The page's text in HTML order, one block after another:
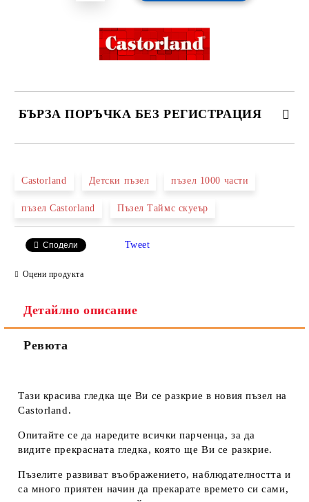
БЪРЗА ПОРЪЧКА БЕЗ РЕГИСТРАЦИЯ
Ние ще се свържем с вас в рамките на работния ден.
Castorland Детски пъзел пъзел 1000 части
пъзел Castorland Пъзел Таймс скуеър
Сподели Tweet
Оцени продукта
Детайлно описание
Ревюта
Тази красива гледка ще Ви се разкрие в новия пъзел на
Castorland.
Опитайте се да наредите всички парченца, за да
видите прекрасната гледка, която ще Ви се разкрие.
Пъзелите развиват въображението, наблюдателността и
са много приятен начин да прекарате времето си сами,